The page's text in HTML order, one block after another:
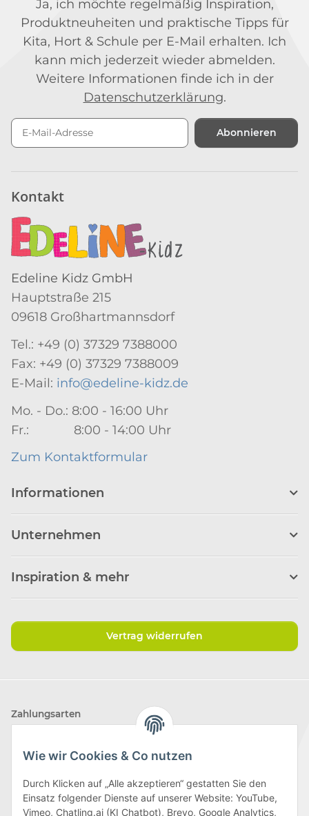
Wie wir Cookies & Co nutzen
Durch Klicken auf „Alle akzeptieren“ gestatten Sie den
Einsatz folgender Dienste auf unserer Website: YouTube,
Vimeo, Chatling.ai (KI Chatbot), Brevo, Google Analytics,
Ja, ich möchte regelmäßig Inspiration,
Produktneuheiten und praktische Tipps für
Kita, Hort & Schule per E-Mail erhalten. Ich
kann mich jederzeit wieder abmelden.
Weitere Informationen finde ich in der
Datenschutzerklärung.
Abonnieren
Kontakt
Edeline Kidz GmbH
Hauptstraße 215
09618 Großhartmannsdorf
Tel.: +49 (0) 37329 7388000
Fax: +49 (0) 37329 7388009
E-Mail: info@edeline-kidz.de
Mo. - Do.: 8:00 - 16:00 Uhr
Fr.: 8:00 - 14:00 Uhr
Zum Kontaktformular
Informationen
Unternehmen
Inspiration & mehr
Vertrag widerrufen
Zahlungsarten
Wir versenden mit